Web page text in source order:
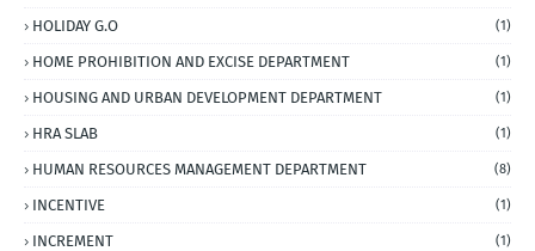
HOLIDAY G.O (1)
HOME PROHIBITION AND EXCISE DEPARTMENT (1)
HOUSING AND URBAN DEVELOPMENT DEPARTMENT (1)
HRA SLAB (1)
HUMAN RESOURCES MANAGEMENT DEPARTMENT (8)
INCENTIVE (1)
INCREMENT (1)